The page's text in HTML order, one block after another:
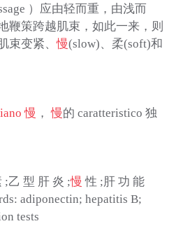
）应由轻而重，由浅而
鞭策跨越肌束，如此一来，则
束变紧、慢(slow)、柔(soft)和
慢 ，慢的 caratteristico 独
;乙 型 肝 炎 ;慢 性 ;肝 功 能
adiponectin; hepatitis B;
tests